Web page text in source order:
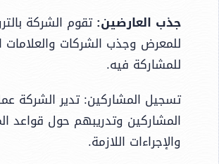
جذب العارضين:تقوم الشركة
للمعرض وجذب الشركات والعلامات
للمشاركة فيه.
تسجيل المشاركين: تدير الشركة
المشاركين وتدريبهم حول قواعد
والإجراءات اللازمة.